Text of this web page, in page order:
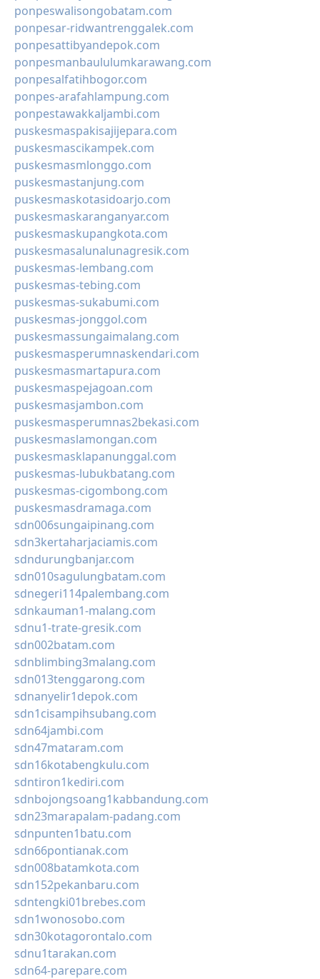
ponpeswalisongobatam.com
ponpesar-ridwantrenggalek.com
ponpesattibyandepok.com
ponpesmanbaululumkarawang.com
ponpesalfatihbogor.com
ponpes-arafahlampung.com
ponpestawakkaljambi.com
puskesmaspakisajijepara.com
puskesmascikampek.com
puskesmasmlonggo.com
puskesmastanjung.com
puskesmaskotasidoarjo.com
puskesmaskaranganyar.com
puskesmaskupangkota.com
puskesmasalunalunagresik.com
puskesmas-lembang.com
puskesmas-tebing.com
puskesmas-sukabumi.com
puskesmas-jonggol.com
puskesmassungaimalang.com
puskesmasperumnaskendari.com
puskesmasmartapura.com
puskesmaspejagoan.com
puskesmasjambon.com
puskesmasperumnas2bekasi.com
puskesmaslamongan.com
puskesmasklapanunggal.com
puskesmas-lubukbatang.com
puskesmas-cigombong.com
puskesmasdramaga.com
sdn006sungaipinang.com
sdn3kertaharjaciamis.com
sdndurungbanjar.com
sdn010sagulungbatam.com
sdnegeri114palembang.com
sdnkauman1-malang.com
sdnu1-trate-gresik.com
sdn002batam.com
sdnblimbing3malang.com
sdn013tenggarong.com
sdnanyelir1depok.com
sdn1cisampihsubang.com
sdn64jambi.com
sdn47mataram.com
sdn16kotabengkulu.com
sdntiron1kediri.com
sdnbojongsoang1kabbandung.com
sdn23marapalam-padang.com
sdnpunten1batu.com
sdn66pontianak.com
sdn008batamkota.com
sdn152pekanbaru.com
sdntengki01brebes.com
sdn1wonosobo.com
sdn30kotagorontalo.com
sdnu1tarakan.com
sdn64-parepare.com